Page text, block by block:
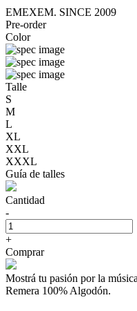
EMEXEM. SINCE 2009
Pre-order
Color
Talle
S
M
L
XL
XXL
XXXL
Guía de talles
Cantidad
-
+
Comprar
Mostrá tu pasión por la
Remera 100% Algodón.